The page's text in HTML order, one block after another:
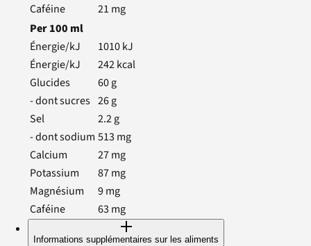
Caféine
21 mg
Per100 ml
Énergie/kJ
1010kJ
Énergie/kJ
242kcal
Glucides
60g
- dont sucres 26g
Sel
2.2g
- dont sodium 513 mg
Calcium
27mg
Potassium
87mg
Magnésium
9mg
Caféine
63 mg
Informations supplémentaires sur les aliments